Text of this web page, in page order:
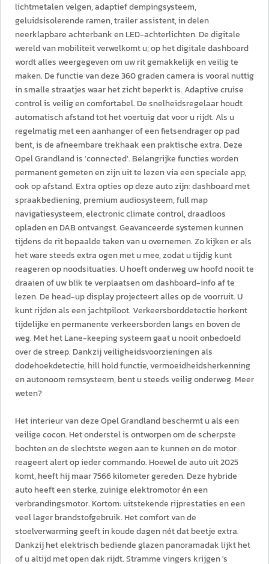
lichtmetalen velgen, adaptief dempingsysteem,
geluidsisolerende ramen, trailer assistent, in delen
neerklapbare achterbank en LED-achterlichten. De digitale
wereld van mobiliteit verwelkomt u; op het digitale dashboard
wordt alles weergegeven om uw rit gemakkelijk en veilig te
maken. De functie van deze 360 graden camera is vooral nuttig
in smalle straatjes waar het zicht beperkt is. Adaptive cruise
control is veilig en comfortabel. De snelheidsregelaar houdt
automatisch afstand tot het voertuig dat voor u rijdt. Als u
regelmatig met een aanhanger of een fietsendrager op pad
bent, is de afneembare trekhaak een praktische extra. Deze
Opel Grandland is 'connected'. Belangrijke functies worden
permanent gemeten en zijn uit te lezen via een speciale app,
ook op afstand. Extra opties op deze auto zijn: dashboard met
spraakbediening, premium audiosysteem, full map
navigatiesysteem, electronic climate control, draadloos
opladen en DAB ontvangst. Geavanceerde systemen kunnen
tijdens de rit bepaalde taken van u overnemen. Zo kijken er als
het ware steeds extra ogen met u mee, zodat u tijdig kunt
reageren op noodsituaties. U hoeft onderweg uw hoofd nooit te
draaien of uw blik te verplaatsen om dashboard-info af te
lezen. De head-up display projecteert alles op de voorruit. U
kunt rijden als een jachtpiloot. Verkeersborddetectie herkent
tijdelijke en permanente verkeersborden langs en boven de
weg. Met het Lane-keeping systeem gaat u nooit onbedoeld
over de streep. Dankzij veiligheidsvoorzieningen als
dodehoekdetectie, hill hold functie, vermoeidheidsherkenning
en autonoom remsysteem, bent u steeds veilig onderweg. Meer
weten?
Het interieur van deze Opel Grandland beschermt u als een
veilige cocon. Het onderstel is ontworpen om de scherpste
bochten en de slechtste wegen aan te kunnen en de motor
reageert alert op ieder commando. Hoewel de auto uit 2025
komt, heeft hij maar 7566 kilometer gereden. Deze hybride
auto heeft een sterke, zuinige elektromotor én een
verbrandingsmotor. Kortom: uitstekende rijprestaties en een
veel lager brandstofgebruik. Het comfort van de
stoelverwarming geeft in koude dagen nét dat beetje extra.
Dankzij het elektrisch bediende glazen panoramadak lijkt het
of u altijd met open dak rijdt. Stramme vingers krijgen 's